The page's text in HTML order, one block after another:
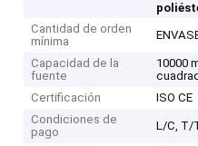
Cantidad de orden
mínima
Capacidad de la
fuente
10000
Certificación
ISO CE
Condiciones de
pago
L/C, T/